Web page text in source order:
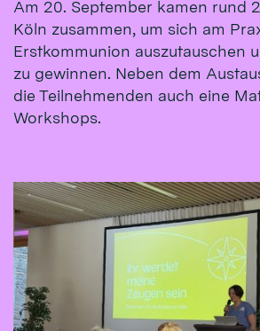
Am 20. September kamen rund
Köln zusammen, um sich am
Erstkommunion auszutauschen
zu gewinnen. Neben dem
die Teilnehmenden auch eine
Workshops.